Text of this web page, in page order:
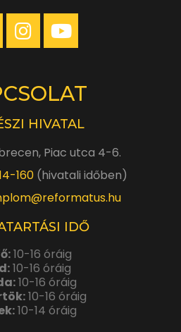
HIVATAL
Piac utca 4-6.
160(hivatali időben)
IDŐ
10-16 óráig
10-16 óráig
10-16 óráig
10-16 óráig
10-14 óráig